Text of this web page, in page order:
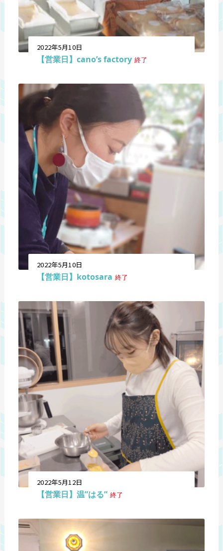
2022年5月10日
【営業日】cano’s factory 終了
2022年5月10日
【営業日】kotosara 終了
2022年5月12日
【営業日】温”はる” 終了